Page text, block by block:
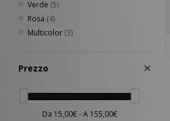
Verde (5)
Rosa (4)
Multicolor (3)
Prezzo